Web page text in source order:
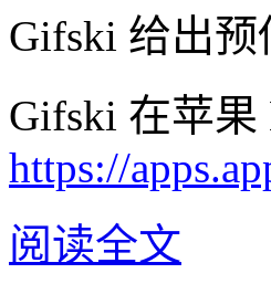
Gifski 给出
Gifski 在苹果
https://
阅读全文